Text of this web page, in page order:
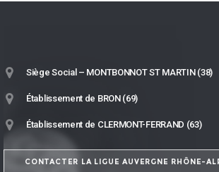
Siège Social – MONTBONNOT ST MARTIN (38)
Établissement de BRON (69)
Établissement de CLERMONT-FERRAND (63)
CONTACTER LA LIGUE AUVERGNE RHÔNE-